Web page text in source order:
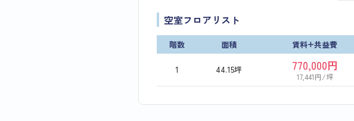
空室フロアリスト
階数 面積 賃料+共益費
1 44.15坪 770,000円
17,441円/坪